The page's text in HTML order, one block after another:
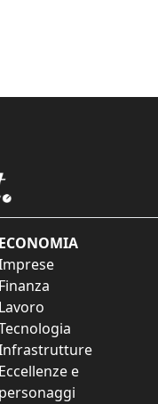
ECONOMIA
Finanza
Lavoro
Eccellenze e
personaggi